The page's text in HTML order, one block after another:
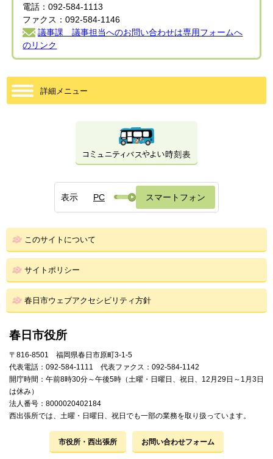
電話：092-584-1113
ファクス：092-584-1146
議事課 議事担当へのお問い合わせは専用フォームへ
のリンク
詳細メニュー
表示 PC スマートフォン
このサイトについて
サイトポリシー
春日市ウェブアクセシビリティ方針
春日市役所
〒816-8501 福岡県春日市原町3-1-5
代表電話：092-584-1111 代表ファクス：092-584-1142
開庁時間：午前8時30分～午後5時（土曜・日曜日、祝日、12月29日～1月3日
は休み）
法人番号：8000020402184
西出張所では、土曜・日曜日、祝日でも一部の業務を取り扱っています。
市役所・西出張所 お問い合わせフォーム